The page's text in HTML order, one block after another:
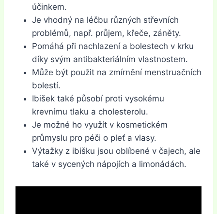
účinkem.
Je vhodný na léčbu různých střevních
problémů, např. průjem, křeče, záněty.
Pomáhá při nachlazení a bolestech v krku
díky svým antibakteriálním vlastnostem.
Může být použit na zmírnění menstruačních
bolestí.
Ibišek také působí proti vysokému
krevnímu tlaku a cholesterolu.
Je možné ho využít v kosmetickém
průmyslu pro péči o pleť a vlasy.
Výtažky z ibišku jsou oblíbené v čajech, ale
také v sycených nápojích a limonádách.